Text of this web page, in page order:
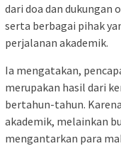
dari doa dan dukungan
serta berbagai pihak
perjalanan akademik.
Ia mengatakan,
merupakan hasil dari
bertahun-tahun.
akademik, melainkan
mengantarkan para